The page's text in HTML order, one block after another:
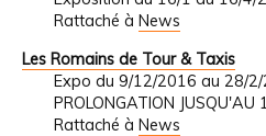
Rattaché à News
Les Romains de Tour & Taxis
Expo du 9/12/2016 au 28/
PROLONGATION
Rattaché à News